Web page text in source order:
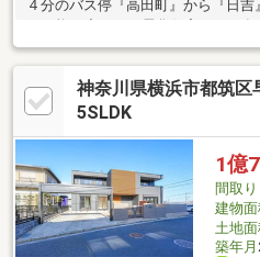
４分のバス停『高田町』から『日吉
11月に屋根、外壁塗装工事実施◆
な住宅地◆7.4帖、12.2帖の広々と
日の案内も可能です。フリーダイヤ
お問い合わせください。
神奈川県横浜市都筑区
5SLDK
1億
間取り
建物
土地
築年月